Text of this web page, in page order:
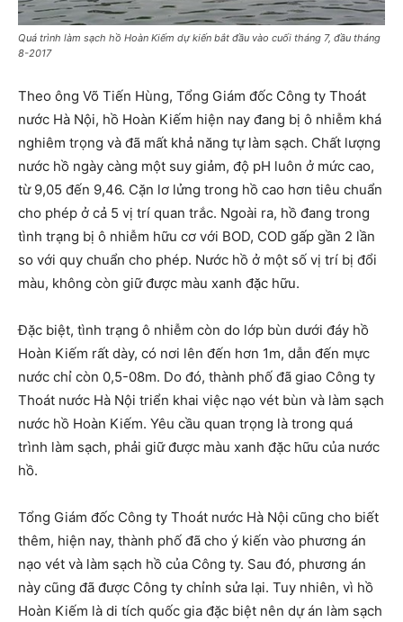
Quá trình làm sạch hồ Hoàn Kiếm dự kiến bắt đầu vào cuối tháng 7, đầu tháng
8-2017
Theo ông Võ Tiến Hùng, Tổng Giám đốc Công ty Thoát
nước Hà Nội, hồ Hoàn Kiếm hiện nay đang bị ô nhiễm khá
nghiêm trọng và đã mất khả năng tự làm sạch. Chất lượng
nước hồ ngày càng một suy giảm, độ pH luôn ở mức cao,
từ 9,05 đến 9,46. Cặn lơ lửng trong hồ cao hơn tiêu chuẩn
cho phép ở cả 5 vị trí quan trắc. Ngoài ra, hồ đang trong
tình trạng bị ô nhiễm hữu cơ với BOD, COD gấp gần 2 lần
so với quy chuẩn cho phép. Nước hồ ở một số vị trí bị đổi
màu, không còn giữ được màu xanh đặc hữu.
Đặc biệt, tình trạng ô nhiễm còn do lớp bùn dưới đáy hồ
Hoàn Kiếm rất dày, có nơi lên đến hơn 1m, dẫn đến mực
nước chỉ còn 0,5-08m. Do đó, thành phố đã giao Công ty
Thoát nước Hà Nội triển khai việc nạo vét bùn và làm sạch
nước hồ Hoàn Kiếm. Yêu cầu quan trọng là trong quá
trình làm sạch, phải giữ được màu xanh đặc hữu của nước
hồ.
Tổng Giám đốc Công ty Thoát nước Hà Nội cũng cho biết
thêm, hiện nay, thành phố đã cho ý kiến vào phương án
nạo vét và làm sạch hồ của Công ty. Sau đó, phương án
này cũng đã được Công ty chỉnh sửa lại. Tuy nhiên, vì hồ
Hoàn Kiếm là di tích quốc gia đặc biệt nên dự án làm sạch